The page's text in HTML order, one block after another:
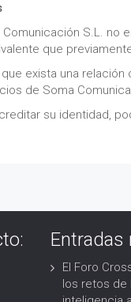
Comunicación S.L.
que
exista una
de Soma
su identidad,
Entradas
El Foro
los retos de